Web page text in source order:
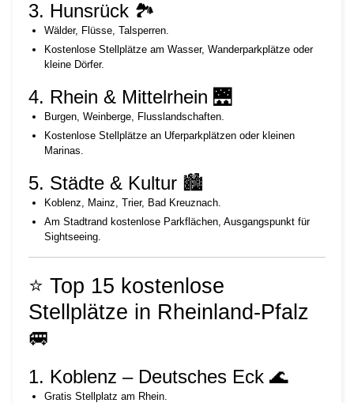
3. Hunsrück 🏞️
Wälder, Flüsse, Talsperren.
Kostenlose Stellplätze am Wasser, Wanderparkplätze oder
kleine Dörfer.
4. Rhein & Mittelrhein 🌉
Burgen, Weinberge, Flusslandschaften.
Kostenlose Stellplätze an Uferparkplätzen oder kleinen
Marinas.
5. Städte & Kultur 🏙️
Koblenz, Mainz, Trier, Bad Kreuznach.
Am Stadtrand kostenlose Parkflächen, Ausgangspunkt für
Sightseeing.
⭐ Top 15 kostenlose
Stellplätze in Rheinland-Pfalz
🚐
1. Koblenz – Deutsches Eck 🌊
Gratis Stellplatz am Rhein.